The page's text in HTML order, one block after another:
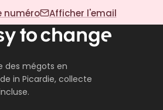
numéro Afficher l'email
des mégots en
in Picardie, collecte